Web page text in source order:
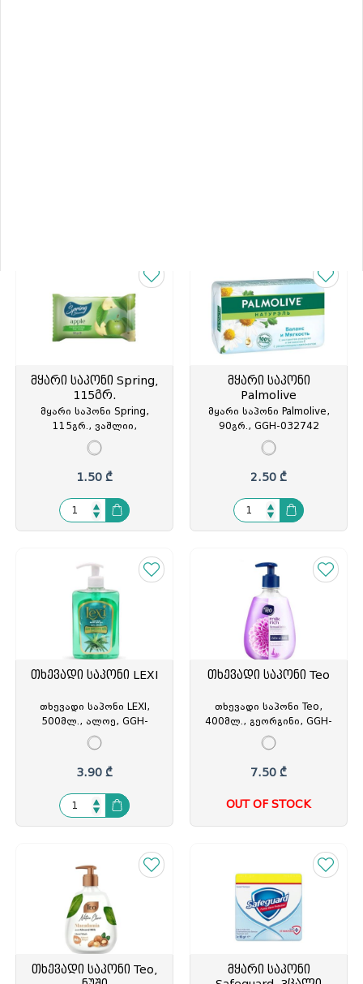
მყარი საპონი Spring,
115გრ.
მყარი საპონი Spring,
115გრ., ვაშლიი,
გლიცერინით, GGH-163937
1.50 ₾
მყარი საპონი
Palmolive
მყარი საპონი Palmolive,
90გრ., GGH-032742
2.50 ₾
თხევადი საპონი LEXI
თხევადი საპონი LEXI,
500მლ., ალოე, GGH-
010925
3.90 ₾
თხევადი საპონი Teo
თხევადი საპონი Teo,
400მლ., გეორგინი, GGH-
045158
7.50 ₾
OUT OF STOCK
თხევადი საპონი Teo,
მყარი საპონი